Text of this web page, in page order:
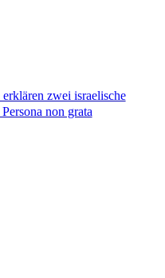
zwei israelische
non grata